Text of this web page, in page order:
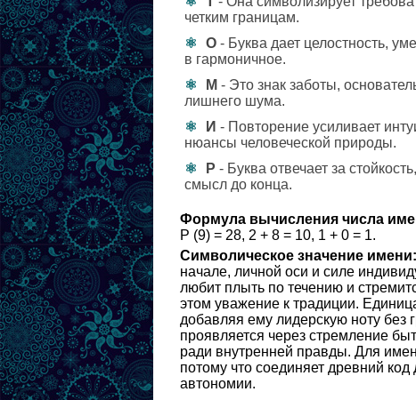
четким границам.
О - Буква дает целостность,
в гармоничное.
М - Это знак заботы,
лишнего шума.
И - Повторение усиливает
нюансы человеческой природы.
Р - Буква отвечает за
смысл до конца.
Формула вычисления числа
Р (9) = 28, 2 + 8 = 10, 1 + 0 = 1.
Символическое значение имени:
начале, личной оси и силе
любит плыть по течению и
этом уважение к традиции.
добавляя ему лидерскую ноту без
проявляется через стремление
ради внутренней правды. Для
потому что соединяет древний
автономии.